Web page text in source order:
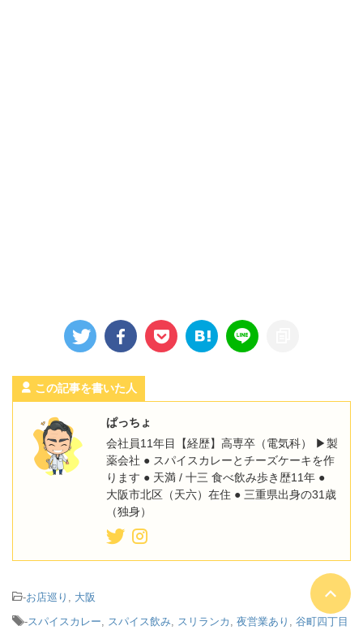
この記事を書いた人
ぱっちょ
会社員11年目【経歴】高専卒（電気科） ▶︎製
薬会社 ● スパイスカレーとチーズケーキを作
ります ● 天満 / 十三 食べ飲み歩き歴11年 ●
大阪市北区（天六）在住 ● 三重県出身の31歳
（独身）
-お店巡り , 大阪
-スパイスカレー, スパイス飲み, スリランカ , 夜営業あり , 谷町四丁目